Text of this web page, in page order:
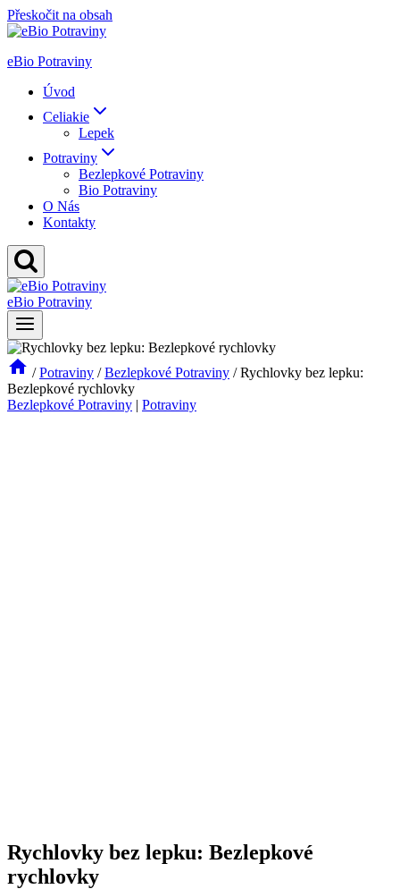
Přeskočit na obsah
eBio Potraviny
Úvod
Celiakie
Lepek
Potraviny
Bezlepkové Potraviny
Bio Potraviny
O Nás
Kontakty
eBio Potraviny
/ Potraviny / Bezlepkové Potraviny / Rychlovky bez lepku:
Bezlepkové rychlovky
Bezlepkové Potraviny | Potraviny
Rychlovky bez lepku: Bezlepkové
rychlovky